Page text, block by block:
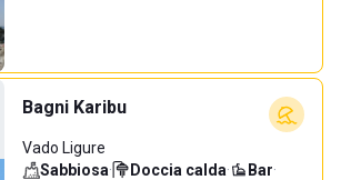
Bagni Karibu
Vado Ligure
Sabbiosa· Doccia calda· Bar·